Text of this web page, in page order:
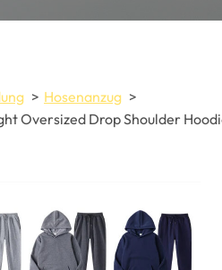
Hosenanzug
Oversized Drop Shoulder